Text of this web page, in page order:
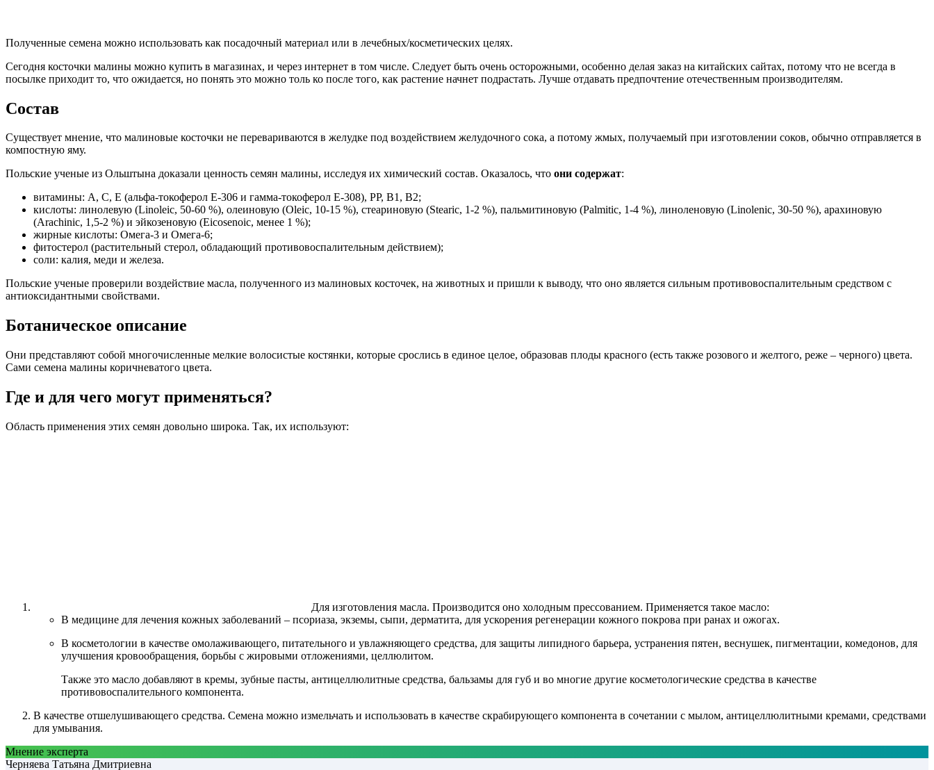
Полученные семена можно использовать как посадочный материал или в лечебных/косметических целях.
Сегодня косточки малины можно купить в магазинах, и через интернет в том числе. Следует быть очень осторожными, особенно делая заказ на китайских сайтах, потому что не всегда в
посылке приходит то, что ожидается, но понять это можно толь ко после того, как растение начнет подрастать. Лучше отдавать предпочтение отечественным производителям.
Состав
Существует мнение, что малиновые косточки не перевариваются в желудке под воздействием желудочного сока, а потому жмых, получаемый при изготовлении соков, обычно отправляется в
компостную яму.
Польские ученые из Ольштына доказали ценность семян малины, исследуя их химический состав. Оказалось, что они содержат:
витамины: А, С, Е (альфа-токоферол Е-306 и гамма-токоферол Е-308), РР, В1, В2;
кислоты: линолевую (Linoleic, 50-60 %), олеиновую (Oleic, 10-15 %), стеариновую (Stearic, 1-2 %), пальмитиновую (Palmitic, 1-4 %), линоленовую (Linolenic, 30-50 %), арахиновую
(Arachinic, 1,5-2 %) и эйкозеновую (Eicosenoic, менее 1 %);
жирные кислоты: Омега-3 и Омега-6;
фитостерол (растительный стерол, обладающий противовоспалительным действием);
соли: калия, меди и железа.
Польские ученые проверили воздействие масла, полученного из малиновых косточек, на животных и пришли к выводу, что оно является сильным противовоспалительным средством с
антиоксидантными свойствами.
Ботаническое описание
Они представляют собой многочисленные мелкие волосистые костянки, которые срослись в единое целое, образовав плоды красного (есть также розового и желтого, реже – черного) цвета.
Сами семена малины коричневатого цвета.
Где и для чего могут применяться?
Область применения этих семян довольно широка. Так, их используют:
Для изготовления масла. Производится оно холодным прессованием. Применяется такое масло:
В медицине для лечения кожных заболеваний – псориаза, экземы, сыпи, дерматита, для ускорения регенерации кожного покрова при ранах и ожогах.
В косметологии в качестве омолаживающего, питательного и увлажняющего средства, для защиты липидного барьера, устранения пятен, веснушек, пигментации, комедонов, для
улучшения кровообращения, борьбы с жировыми отложениями, целлюлитом.
Также это масло добавляют в кремы, зубные пасты, антицеллюлитные средства, бальзамы для губ и во многие другие косметологические средства в качестве
противовоспалительного компонента.
В качестве отшелушивающего средства. Семена можно измельчать и использовать в качестве скрабирующего компонента в сочетании с мылом, антицеллюлитными кремами, средствами
для умывания.
Мнение эксперта
Черняева Татьяна Дмитриевна